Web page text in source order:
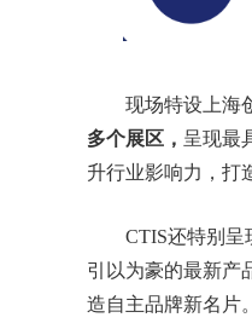
现场特设上海
多个展区， 呈现最
升行业影响力，打
CTIS还特别呈
引以为豪的最新产
造自主品牌新名片。